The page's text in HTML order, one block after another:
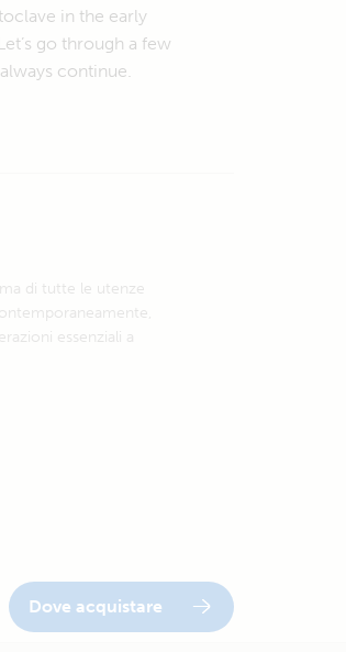
in the early
go through a few
continue.
di tutte le utenze
essenziali a
Dove acquistare